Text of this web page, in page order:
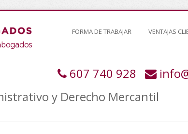
FORMA DE TRABAJAR VENTAJAS
607 740 928
y Derecho Mercantil